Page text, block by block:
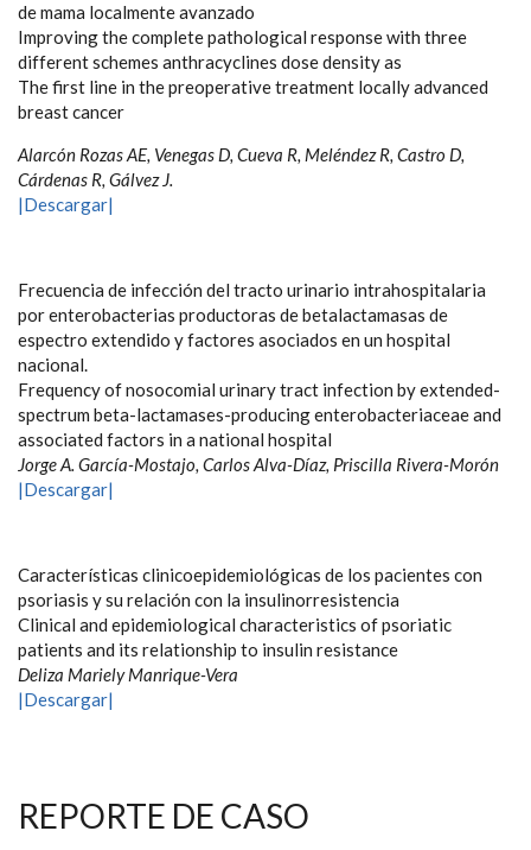
de mama localmente avanzado
Improving the complete pathological response with three
different schemes anthracyclines dose density as
The first line in the preoperative treatment locally advanced
breast cancer
Alarcón Rozas AE, Venegas D, Cueva R, Meléndez R, Castro D,
Cárdenas R, Gálvez J.
|Descargar|
Frecuencia de infección del tracto urinario intrahospitalaria
por enterobacterias productoras de betalactamasas de
espectro extendido y factores asociados en un hospital
nacional.
Frequency of nosocomial urinary tract infection by extended-
spectrum beta-lactamases-producing enterobacteriaceae and
associated factors in a national hospital
Jorge A. García-Mostajo, Carlos Alva-Díaz, Priscilla Rivera-Morón
|Descargar|
Características clinicoepidemiológicas de los pacientes con
psoriasis y su relación con la insulinorresistencia
Clinical and epidemiological characteristics of psoriatic
patients and its relationship to insulin resistance
Deliza Mariely Manrique-Vera
|Descargar|
REPORTE DE CASO